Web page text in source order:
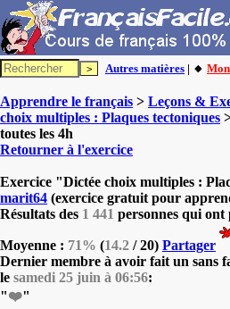
Autres matières | 🔸
Apprendre le français > Leçons &
choix multiples : Plaques tectoniques
toutes les 4h
Retourner à l'exercice
Exercice "Dictée choix multiples :
marit64 (exercice gratuit pour
Résultats des 1 441 personnes qui ont
Moyenne : 71% (14.2 / 20) Partager
Dernier membre à avoir fait un sans
le samedi 25 juin à 06:56:
"❤️"